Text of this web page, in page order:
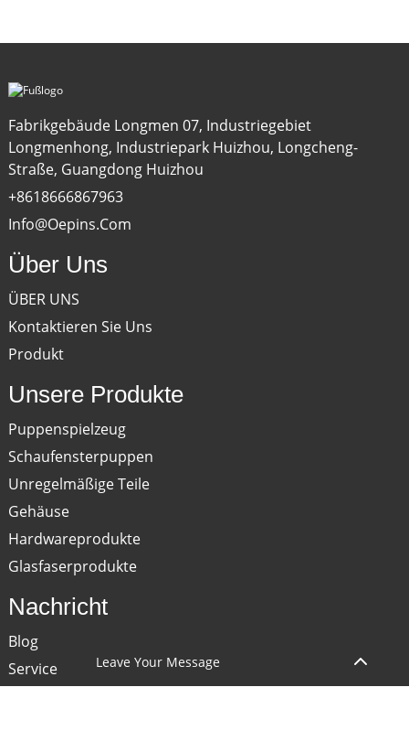
Fabrikgebäude Longmen 07, Industriegebiet
Longmenhong, Industriepark Huizhou, Longcheng-
Straße, Guangdong Huizhou
+8618666867963
Info@oepins.com
Über Uns
ÜBER UNS
Kontaktieren Sie Uns
Produkt
Unsere Produkte
Puppenspielzeug
Schaufensterpuppen
Unregelmäßige Teile
Gehäuse
Hardwareprodukte
Glasfaserprodukte
Nachricht
Blog
Service
Leave Your Message